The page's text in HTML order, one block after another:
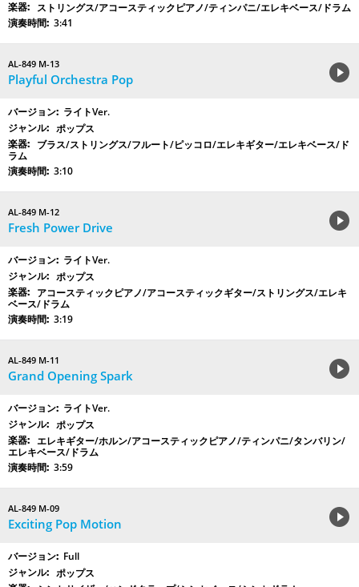
ストリングス/アコースティックピアノ/ティンパニ/エレキベース/ドラム
3:41
AL-849 M-13
Playful Orchestra Pop
ライトVer.
ポップス
ブラス/ストリングス/フルート/ピッコロ/エレキギター/エレキベース/ド
ラム
3:10
AL-849 M-12
Fresh Power Drive
ライトVer.
ポップス
アコースティックピアノ/アコースティックギター/ストリングス/エレキ
ベース/ドラム
3:19
AL-849 M-11
Grand Opening Spark
ライトVer.
ポップス
エレキギター/ホルン/アコースティックピアノ/ティンパニ/タンバリン/
エレキベース/ドラム
3:59
AL-849 M-09
Exciting Pop Motion
Full
ポップス